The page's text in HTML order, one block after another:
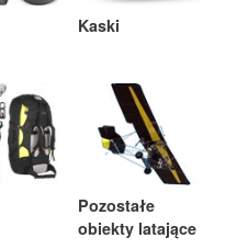
Kaski
Pozostałe
obiekty latające